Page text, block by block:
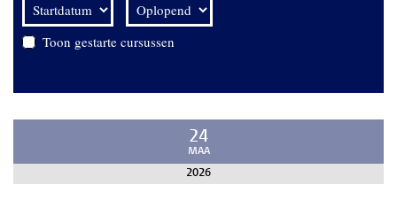
Toon gestarte cursussen
24
MAA
2026